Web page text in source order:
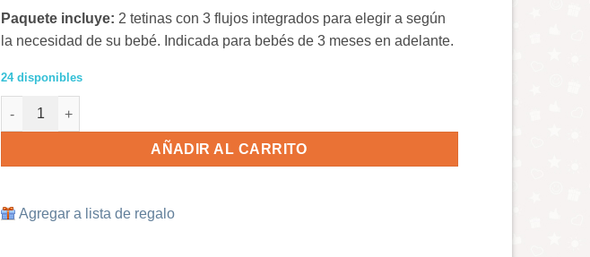
Paquete incluye: 2 tetinas con 3 flujos integrados para elegir a según
la necesidad de su bebé. Indicada para bebés de 3 meses en adelante.
24 disponibles
2 Tetinas Philips AVENT Flujo Variable Anticólico cantidad
AÑADIR AL CARRITO
Agregar a lista de regalo